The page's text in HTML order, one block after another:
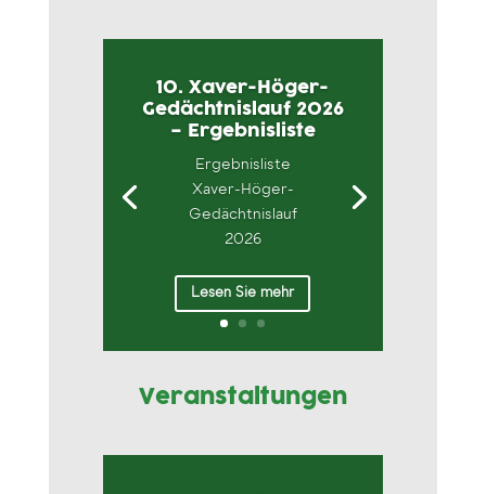
10. Xaver-Höger-
Gedächtnislauf 2026
– Ergebnisliste
Ergebnisliste
Xaver-Höger-
Gedächtnislauf
2026
Lesen Sie mehr
Veranstaltungen